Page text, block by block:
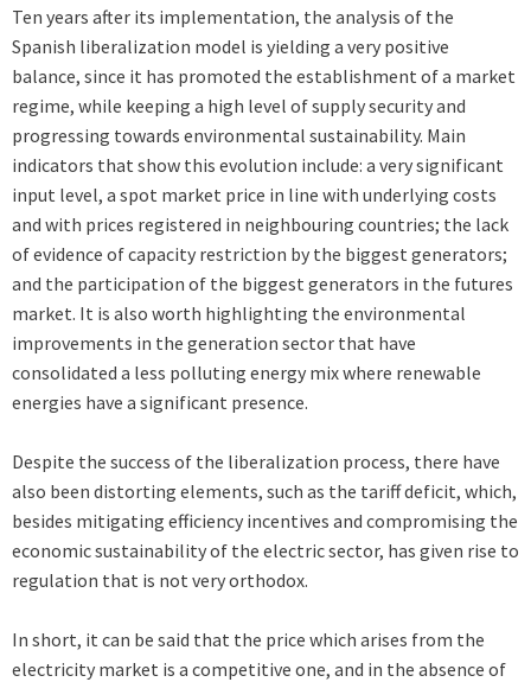
Ten years after its implementation, the analysis of the
Spanish liberalization model is yielding a very positive
balance, since it has promoted the establishment of a market
regime, while keeping a high level of supply security and
progressing towards environmental sustainability. Main
indicators that show this evolution include: a very significant
input level, a spot market price in line with underlying costs
and with prices registered in neighbouring countries; the lack
of evidence of capacity restriction by the biggest generators;
and the participation of the biggest generators in the futures
market. It is also worth highlighting the environmental
improvements in the generation sector that have
consolidated a less polluting energy mix where renewable
energies have a significant presence.
Despite the success of the liberalization process, there have
also been distorting elements, such as the tariff deficit, which,
besides mitigating efficiency incentives and compromising the
economic sustainability of the electric sector, has given rise to
regulation that is not very orthodox.
In short, it can be said that the price which arises from the
electricity market is a competitive one, and in the absence of